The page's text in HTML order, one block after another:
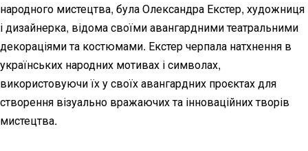
народного мистецтва, була Олександра Екстер, художниця
і дизайнерка, відома своїми авангардними театральними
декораціями та костюмами. Екстер черпала натхнення в
українських народних мотивах і символах,
використовуючи їх у своїх авангардних проєктах для
створення візуально вражаючих та інноваційних творів
мистецтва.